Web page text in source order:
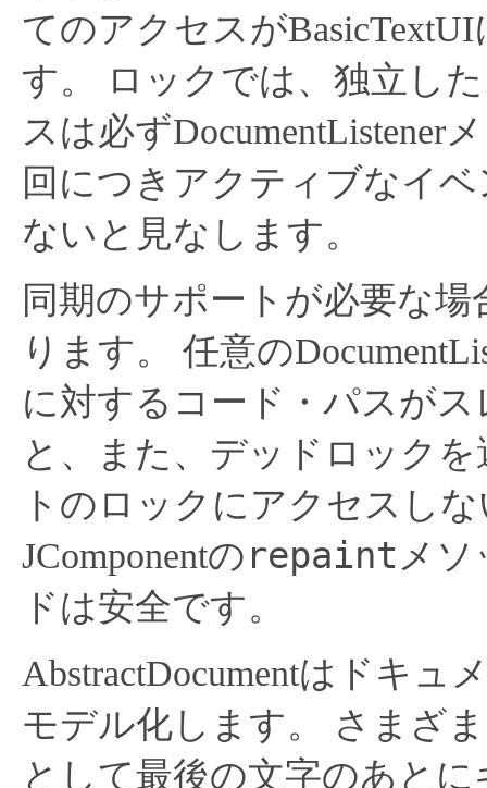
てのアクセスが
す。
ロックでは、独立し
スは必ずDocumentListener
回につきアクティブなイ
ないと見なします。
同期のサポートが必要な
ります。
任意の
に対するコード・パスが
と、また、デッドロック
トのロックにアクセスし
JComponentの repaint メ
ドは安全です。
AbstractDocumentはドキ
モデル化します。
さまざ
として最後の文字のあと